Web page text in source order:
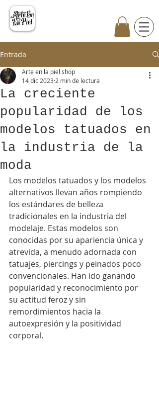
Entrada
La creciente
popularidad de los
modelos tatuados en
la industria de la
moda
Arte en la piel shop
14 dic 2023 2 min de lectura
Los modelos tatuados y los modelos
alternativos llevan años rompiendo
los estándares de belleza
tradicionales en la industria del
modelaje. Estas modelos son
conocidas por su apariencia única y
atrevida, a menudo adornada con
tatuajes, piercings y peinados poco
convencionales. Han ido ganando
popularidad y reconocimiento por
su actitud feroz y sin
remordimientos hacia la
autoexpresión y la positividad
corporal.